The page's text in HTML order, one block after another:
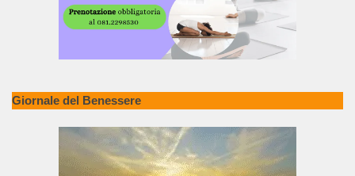
Giornale del Benessere